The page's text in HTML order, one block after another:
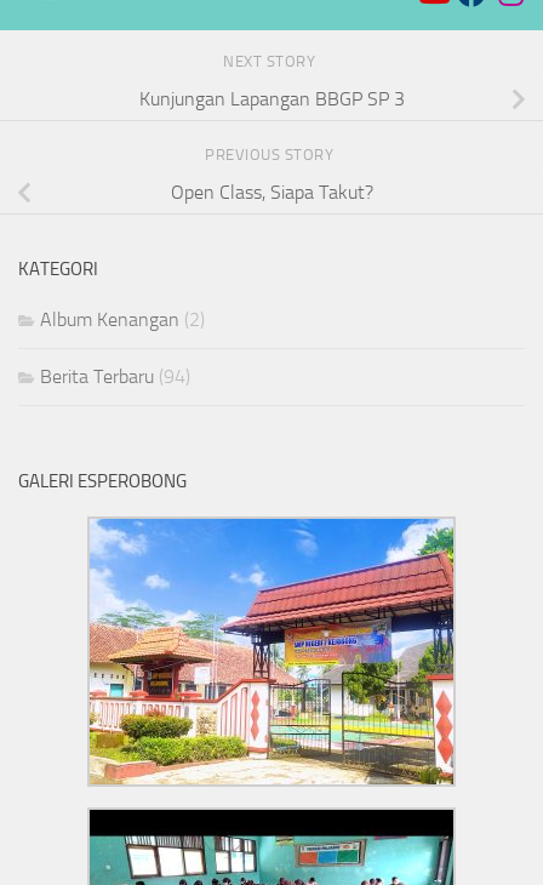
NEXT STORY
Kunjungan Lapangan BBGP SP 3
PREVIOUS STORY
Open Class, Siapa Takut?
KATEGORI
Album Kenangan (2)
Berita Terbaru (94)
GALERI ESPEROBONG